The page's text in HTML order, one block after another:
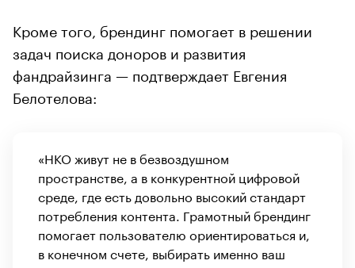
Кроме того, брендинг помогает в решении
задач поиска доноров и развития
фандрайзинга — подтверждает Евгения
Белотелова:
«НКО живут не в безвоздушном
пространстве, а в конкурентной цифровой
среде, где есть довольно высокий стандарт
потребления контента. Грамотный брендинг
помогает пользователю ориентироваться и,
в конечном счете, выбирать именно ваш